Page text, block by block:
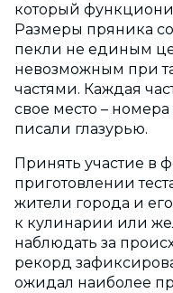
который
Размеры пряника
пекли не единым
невозможным при
частями. Каждая
свое место –
писали глазурью.
Принять участие в
приготовлении
жители города и его
к кулинарии или
наблюдать за
рекорд
ожидал наиболее